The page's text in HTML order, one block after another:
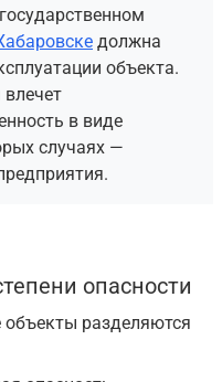
должна
объекта.
в виде
случаях —
опасности
объекты разделяются